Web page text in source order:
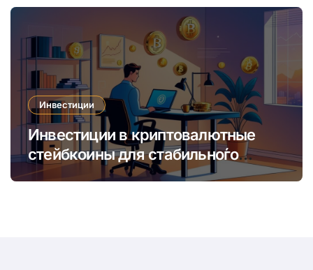
Инвестиции
Инвестиции в криптовалютные
стейбкоины для стабильно́го
онлайн-заработка в условиях